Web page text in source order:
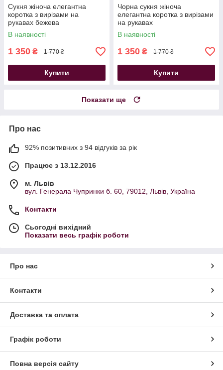
Сукня жіноча елегантна
коротка з вирізами на
рукавах бежева
В наявності
1 350 ₴ 1 770 ₴
Купити
Чорна сукня жіноча
елегантна коротка з вирізами
на рукавах
В наявності
1 350 ₴ 1 770 ₴
Купити
Показати ще
Про нас
92% позитивних з 94 відгуків за рік
Працює з 13.12.2016
м. Львів
вул. Генерала Чупринки б. 60, 79012, Львів, Україна
Контакти
Сьогодні вихідний
Показати весь графік роботи
Про нас
Контакти
Доставка та оплата
Графік роботи
Повна версія сайту